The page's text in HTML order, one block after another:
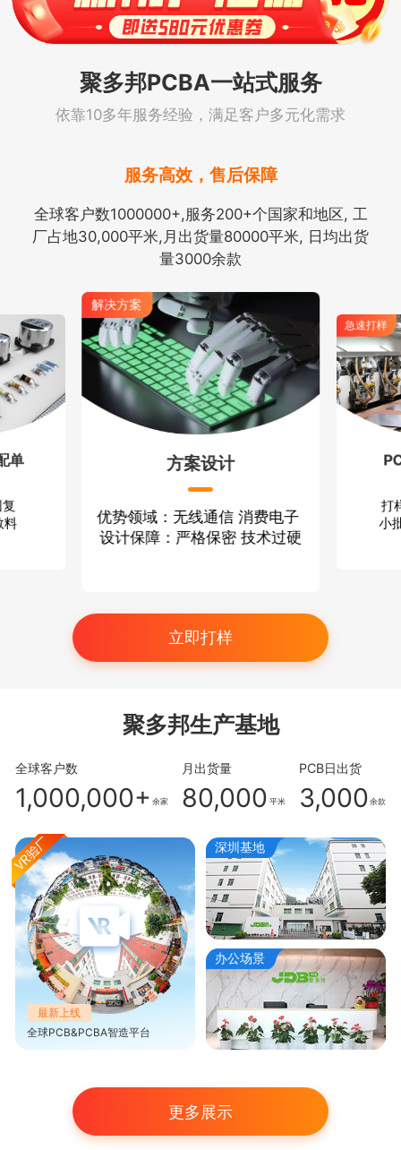
聚多邦PCBA一站式服务
依靠10多年服务经验，满足客户多元化需求
服务高效，售后保障
全球客户数1000000+,服务200+个国家和地区, 工
厂占地30,000平米,月出货量80000平米, 日均出货
量3000余款
单
料
解决方案
方案设计
优势领域：无线通信 消费电子
设计保障：严格保密 技术过硬
急速打样
打
小
立即打样
聚多邦生产基地
全球客户数
1,000,000+ 余家
月出货量
80,000 平米
PCB日出货
3,000 余款
最新上线
全球PCB&PCBA智造平台
深圳基地
办公场景
更多展示